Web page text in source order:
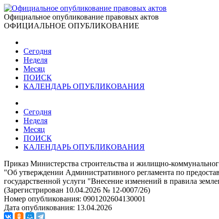
Официальное опубликование правовых актов
ОФИЦИАЛЬНОЕ ОПУБЛИКОВАНИЕ
Сегодня
Неделя
Месяц
ПОИСК
КАЛЕНДАРЬ ОПУБЛИКОВАНИЯ
Сегодня
Неделя
Месяц
ПОИСК
КАЛЕНДАРЬ ОПУБЛИКОВАНИЯ
Приказ Министерства строительства и жилищно-
"Об утверждении Административного регламента по
государственной услуги "Внесение изменений в правила
(Зарегистрирован 10.04.2026 № 12-0007/26)
Номер опубликования: 0901202604130001
Дата опубликования: 13.04.2026